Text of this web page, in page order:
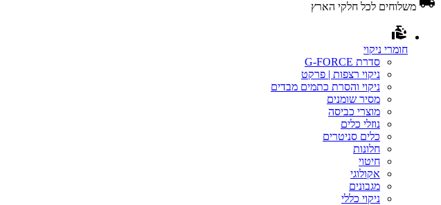
משלוחים לכל חלקי הארץ
חומרי ניקוי
סדרת G-FORCE
ניקוי רצפות | פרקט
ניקוי והסרת כתמים מבדים
מסיר שומנים
מוצרי כביסה
נוזלי כלים
כלים סניטרים
חלונות
חיטוי
אקולוגי
מגבונים
ניקוי כללי